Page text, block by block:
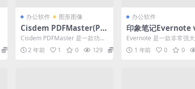
办公软件 图形图像
Cisdem PDFMaster(PD
F编辑) v2.6.0 破解版
Cisdem PDFMaster 是一款功能
强大的 PDF 编辑器。它提供了一
系...2 年前 1 0 129
办公软件
印象笔记Evernote
29.2.62882 免费版
Evernote 是一款非常强
应用，适用于电脑端，能
用户跨设备捕捉...
1 年前 0 0